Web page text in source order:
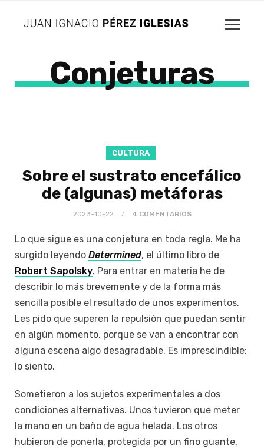
Conjeturas
CULTURA
Sobre el sustrato encefálico
de (algunas) metáforas
2023-10-22 4 COMENTARIOS
Lo que sigue es una conjetura en toda regla. Me ha
surgido leyendo Determined, el último libro de
Robert Sapolsky. Para entrar en materia he de
describir lo más brevemente y de la forma más
sencilla posible el resultado de unos experimentos.
Les pido que superen la repulsión que puedan sentir
en algún momento, porque se van a encontrar con
alguna escena algo desagradable. Es imprescindible;
lo siento.
Sometieron a los sujetos experimentales a dos
condiciones alternativas. Unos tuvieron que meter
la mano en un baño de agua helada. Los otros
hubieron de ponerla, protegida por un fino guante,